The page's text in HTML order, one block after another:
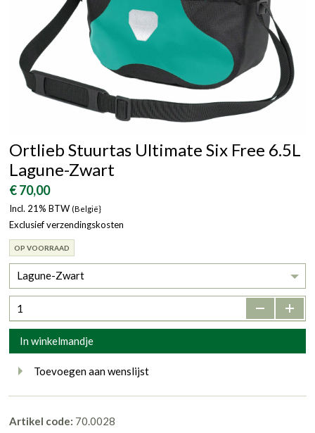
Ortlieb Stuurtas Ultimate Six Free 6.5L
Lagune-Zwart
€ 70,00
Incl. 21% BTW (België}
Exclusief verzendingskosten
OP VOORRAAD
Lagune-Zwart
- +
In winkelmandje
Toevoegen aan wenslijst
Artikel code: 70.0028